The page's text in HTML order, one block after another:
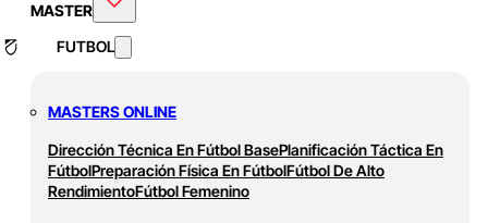
MASTER
FUTBOL
MASTERS ONLINE
Dirección Técnica En Fútbol BasePlanificación Táctica En
FútbolPreparación Física En FútbolFútbol De Alto
RendimientoFútbol Femenino